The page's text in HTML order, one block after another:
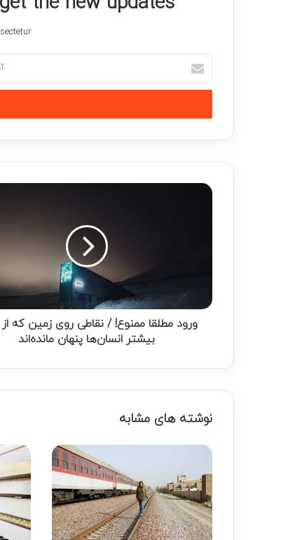
آدرس
ایمیل
خود
وارد
ورود
از
چشم
پنهان
ورود مطلقا ممنوع! / نقاطی روی زمین که
بیشتر انسان‌ها پنهان مانده‌اند
نوشته های مشابه